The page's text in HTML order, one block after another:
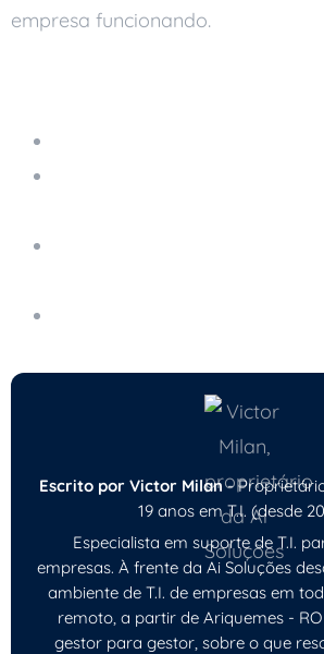
empresa funcionando.
Escrito por Victor Milan- Proprietário
19 anos em T.I. (desde
Especialista em suporte de T.I.
empresas. À frente da Ai Soluções
ambiente de T.I. de empresas em
remoto, a partir de Ariquemes -
gestor para gestor, sobre o que